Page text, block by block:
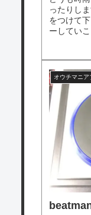
ったりし
をつけて
ーしてい
オウチマニア